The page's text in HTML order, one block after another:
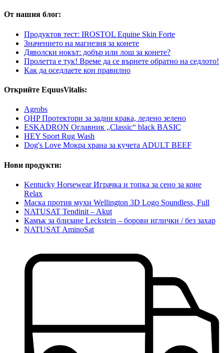
От нашия блог:
Продуктов тест: IROSTOL Equine Skin Forte
Значението на магнезия за конете
Дяволски нокът: добър или лош за конете?
Пролетта е тук! Време да се върнете обратно на седлото!
Как да оседлаете кон правилно
Открийте EquusVitalis:
Agrobs
QHP Протектори за задни крака, ледено зелено
ESKADRON Оглавник „Classic“ black BASIC
HEY Sport Rug Wash
Dog's Love Мокра храна за кучета ADULT BEEF
Нови продукти:
Kentucky Horsewear Играчка и топка за сено за коне
Relax
Маска против мухи Wellington 3D Logo Soundless, Full
NATUSAT Tendinit – Akut
Камък за близане Leckstein – борови иглички / без захар
NATUSAT AminoSat